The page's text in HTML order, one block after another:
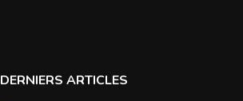
DERNIERS ARTICLES